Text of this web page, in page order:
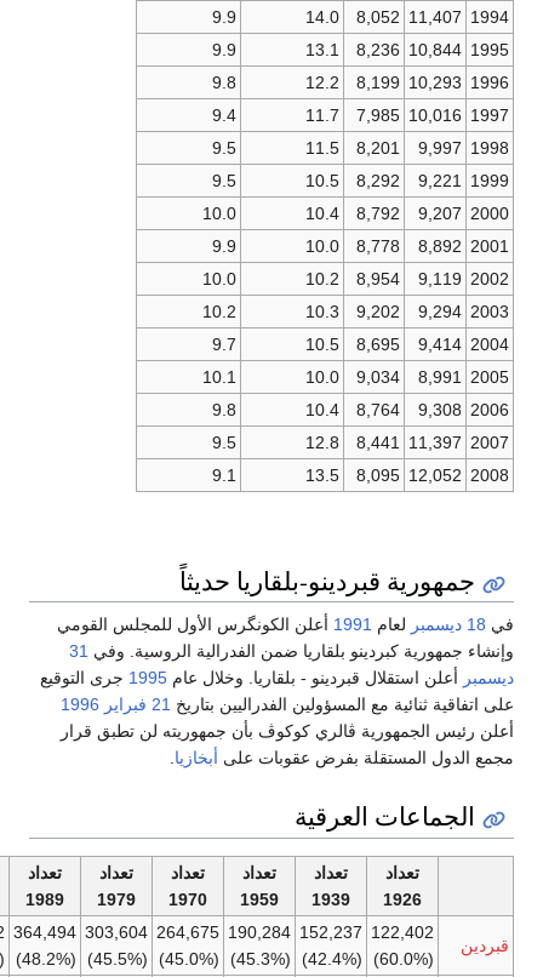
11,407
8,052
14.0
10,844
8,236
13.1
10,293
8,199
12.2
10,016
7,985
11.7
9,997
8,201
11.5
9,221
8,292
10.5
9,207
8,792
10.4
8,892
8,778
10.0
9,119
8,954
10.2
9,294
9,202
10.3
9,414
8,695
10.5
8,991
9,034
10.0
9,308
8,764
10.4
11,397
8,441
12.8
12,052
8,095
13.5
جمهورية قبردينو-بلقاريا حديثاً
لعام1991أعلن الكونگرس الأول للمجلس القومي
جمهورية كبردينو بلقاريا ضمن الفدرالية الروسية. وفي31
أعلن استقلال قبردينو - بلقاريا. وخلال عام1995جرى التوقيع
ثنائية مع المسؤولين الفدراليين بتاريخ21 فبراير
1996
رئيس الجمهورية ڤالري كوكوڤ بأن جمهوريته لن تطبق قرار
الدول المستقلة بفرض عقوبات علىأبخازيا.
الجماعات العرقية
تعداد
1939
تعداد
1959
تعداد
1970
تعداد
1979
تعداد
1989
تعداد
2002
(60.0%)
152,237
(42.4%)
190,284
(45.3%)
264,675
(45.0%)
303,604
(45.5%)
364,494
(48.2%)
498,702
(55.3%)